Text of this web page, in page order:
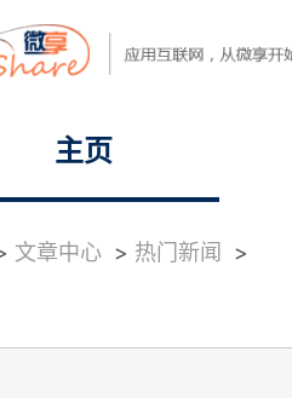
主页
文章中心 > 热门新闻 >